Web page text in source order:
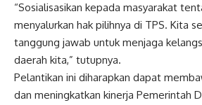
“Sosialisasikan kepada masyarakat
menyalurkan hak pilihnya di TPS. Kita
tanggung jawab untuk menjaga
daerah kita,” tutupnya.
Pelantikan ini diharapkan dapat
dan meningkatkan kinerja Pemerintah